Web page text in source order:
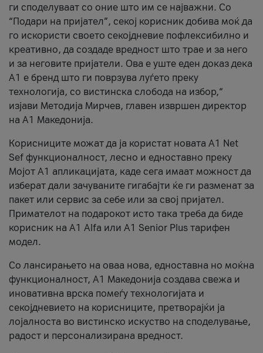
ги споделуваат со оние што им се најважни. Со
“Подари на пријател”, секој корисник добива моќ да
го искористи своето секојдневие пофлексибилно и
креативно, да создаде вредност што трае и за него
и за неговите пријатели. Ова е уште еден доказ дека
А1 е бренд што ги поврзува луѓето преку
технологија, со вистинска слобода на избор,“
изјави Методија Мирчев, главен извршен директор
на А1 Македонија.
Корисниците можат да ја користат новата А1 Net
Sef функционалност, лесно и едноставно преку
Мојот А1 апликацијата, каде сега имаат можност да
изберат дали зачуваните гигабајти ќе ги разменат за
пакет или сервис за себе или за свој пријател.
Примателот на подарокот исто така треба да биде
корисник на А1 Alfa или A1 Senior Plus тарифен
модел.
Со лансирањето на оваа нова, едноставна но моќна
функционалност, А1 Македонија создава свежа и
иновативна врска помеѓу технологијата и
секојдневието на корисниците, претворајќи ја
лојалноста во вистинско искуство на споделување,
радост и персонализирана вредност.